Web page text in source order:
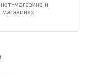
магазина и